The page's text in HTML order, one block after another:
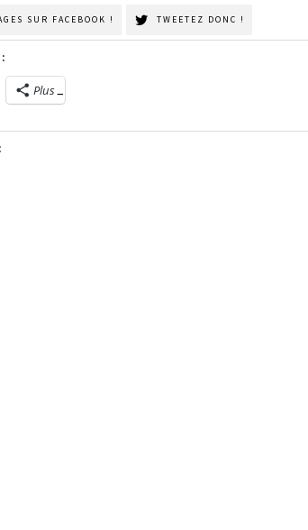
SUR FACEBOOK ! TWEETEZ DONC !
Plus